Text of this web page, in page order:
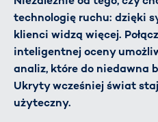
technologię ruchu: dzięki
klienci widzą więcej.
inteligentnej oceny
analiz, które do niedawna
Ukryty wcześniej świat
użyteczny.